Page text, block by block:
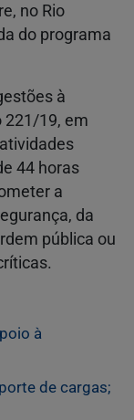
no Rio
do programa
à
221/19, em
44 horas
a
da
pública ou
à
de cargas;